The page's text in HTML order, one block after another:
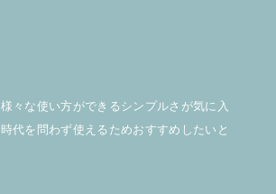
々な使い方ができるシンプルさが気に入
代を問わず使えるためおすすめしたいと